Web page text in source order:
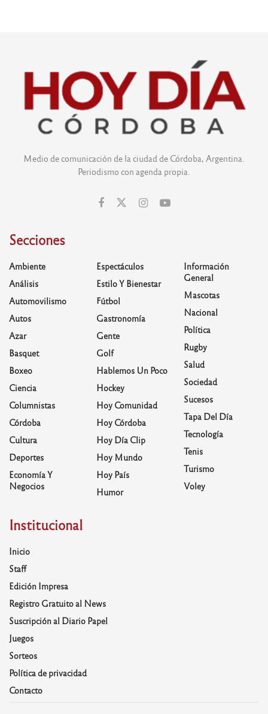
Medio de comunicación de la ciudad de Córdoba, Argentina.
Periodismo con agenda propia.
Secciones
Ambiente
Análisis
Automovilismo
Autos
Azar
Basquet
Boxeo
Ciencia
Columnistas
Córdoba
Cultura
Deportes
Economía Y
Negocios
Espectáculos
Estilo Y Bienestar
Fútbol
Gastronomía
Gente
Golf
Hablemos Un Poco
Hockey
Hoy Comunidad
Hoy Córdoba
Hoy Día Clip
Hoy Mundo
Hoy País
Humor
Información
General
Mascotas
Nacional
Política
Rugby
Salud
Sociedad
Sucesos
Tapa Del Día
Tecnología
Tenis
Turismo
Voley
Institucional
Inicio
Staff
Edición Impresa
Registro Gratuito al News
Suscripción al Diario Papel
Juegos
Sorteos
Política de privacidad
Contacto